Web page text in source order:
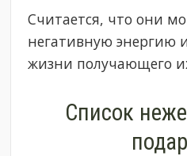
Считается, что они
негативную энергию
жизни получающего
Список